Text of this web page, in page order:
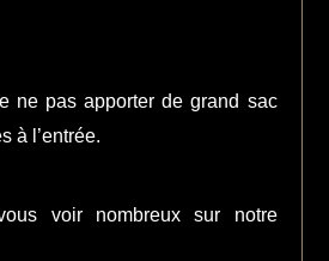
ne pas apporter de grand sac
à l’entrée.
voir nombreux sur notre